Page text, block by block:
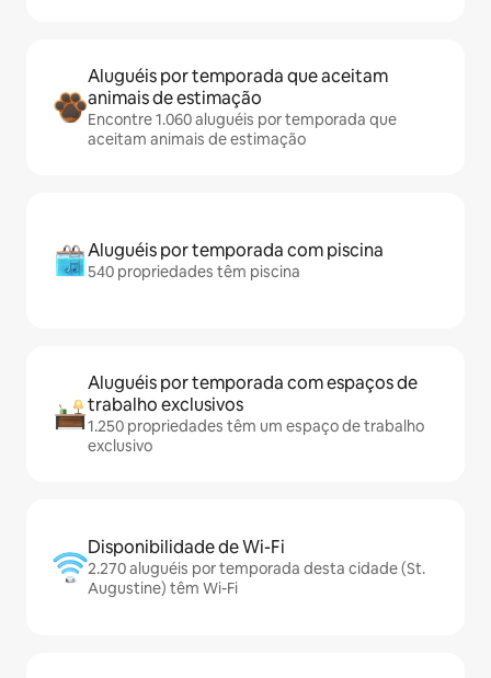
Aluguéis por temporada que aceitam
animais de estimação
Encontre 1.060 aluguéis por temporada que
aceitam animais de estimação
Aluguéis por temporada com piscina
540 propriedades têm piscina
Aluguéis por temporada com espaços de
trabalho exclusivos
1.250 propriedades têm um espaço de trabalho
exclusivo
Disponibilidade de Wi-Fi
2.270 aluguéis por temporada desta cidade (St.
Augustine) têm Wi-Fi